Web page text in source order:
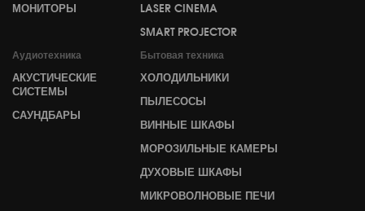
МОНИТОРЫ
LASER CINEMA
SMART PROJECTOR
Аудиотехника
АКУСТИЧЕСКИЕ
СИСТЕМЫ
САУНДБАРЫ
Бытовая техника
ХОЛОДИЛЬНИКИ
ПЫЛЕСОСЫ
ВИННЫЕ ШКАФЫ
МОРОЗИЛЬНЫЕ КАМЕРЫ
ДУХОВЫЕ ШКАФЫ
МИКРОВОЛНОВЫЕ ПЕЧИ